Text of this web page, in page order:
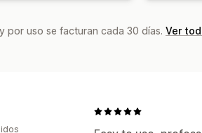
por uso se facturan cada 30 días. Ver